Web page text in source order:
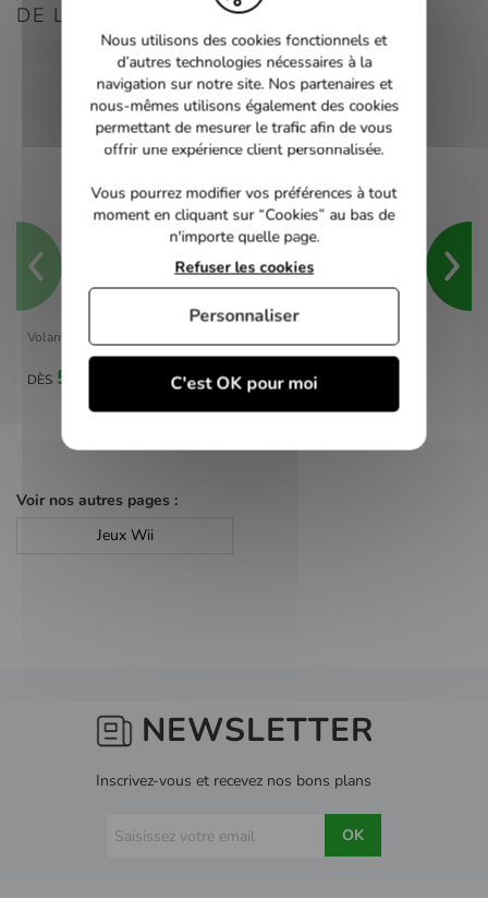
DE LA MÊME CONSOLE
Volant Wii Officiel
DÈS 5,00 €
Voir nos autres pages :
Jeux Wii
NEWSLETTER
Inscrivez-vous et recevez nos bons plans
OK
Nous utilisons des cookies fonctionnels et
d’autres technologies nécessaires à la
navigation sur notre site. Nos partenaires et
nous-mêmes utilisons également des cookies
permettant de mesurer le trafic afin de vous
offrir une expérience client personnalisée.
Vous pourrez modifier vos préférences à tout
moment en cliquant sur “Cookies” au bas de
n'importe quelle page.
C'est OK pour moi
Refuser les cookies
Personnaliser